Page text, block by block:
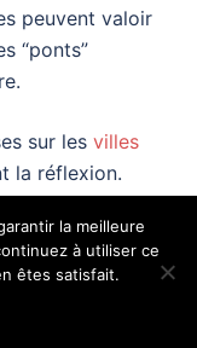
peuvent valoir
“ponts”
sur les villes
la réflexion.
et l’accessibilité à
pour
Le carnet de
avec
la meilleure
à utiliser ce
êtes satisfait.